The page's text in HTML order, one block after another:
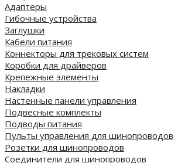
Адаптеры
Гибочные устройства
Заглушки
Кабели питания
Коннекторы для трековых систем
Коробки для драйверов
Крепежные элементы
Накладки
Настенные панели управления
Подвесные комплекты
Подводы питания
Пульты управления для шинопроводов
Розетки для шинопроводов
Соединители для шинопроводов